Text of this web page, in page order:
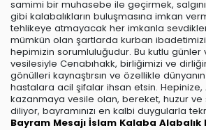
samimi bir muhasebe ile geçirmek,
gibi kalabalıkların buluşmasına imkan
tehlikeye atmayacak her imkanla
mümkün olan şartlarda kurban
hepimizin sorumluluğudur. Bu kutlu günler
vesilesiyle Cenabıhakk, birliğimizi ve
gönülleri kaynaştırsın ve özellikle
hastalara acil şifalar ihsan etsin. Hepinize,
kazanmaya vesile olan, bereket, huzur
diliyor, bayramınızı en kalbi duygularla
Bayram Mesajı İslam Kalaba Alabalık